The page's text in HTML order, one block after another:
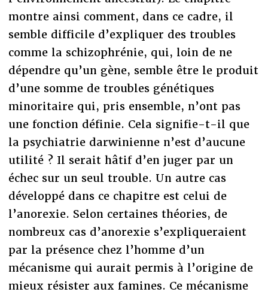
montre ainsi comment, dans ce cadre, il
semble difficile d’expliquer des troubles
comme la schizophrénie, qui, loin de ne
dépendre qu’un gène, semble être le produit
d’une somme de troubles génétiques
minoritaire qui, pris ensemble, n’ont pas
une fonction définie. Cela signifie-t-il que
la psychiatrie darwinienne n’est d’aucune
utilité ? Il serait hâtif d’en juger par un
échec sur un seul trouble. Un autre cas
développé dans ce chapitre est celui de
l’anorexie. Selon certaines théories, de
nombreux cas d’anorexie s’expliqueraient
par la présence chez l’homme d’un
mécanisme qui aurait permis à l’origine de
mieux résister aux famines. Ce mécanisme